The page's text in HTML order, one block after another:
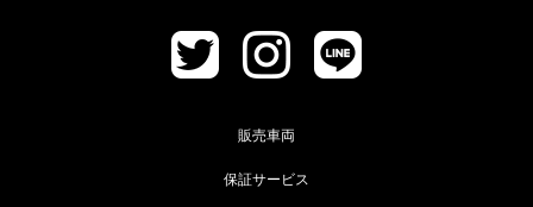
販売車両
保証サービス